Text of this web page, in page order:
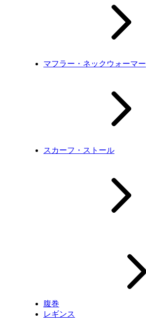
マフラー・ネックウォーマー
スカーフ・ストール
腹巻
レギンス